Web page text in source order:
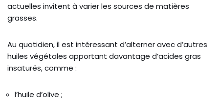
actuelles invitent à varier les sources de matières
grasses.
Au quotidien, il est intéressant d’alterner avec d’autres
huiles végétales apportant davantage d’acides gras
insaturés, comme :
l’huile d’olive ;